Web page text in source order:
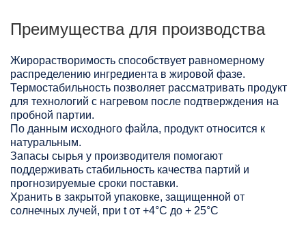
Преимущества для производства
Жирорастворимость способствует равномерному
распределению ингредиента в жировой фазе.
Термостабильность позволяет рассматривать продукт
для технологий с нагревом после подтверждения на
пробной партии.
По данным исходного файла, продукт относится к
натуральным.
Запасы сырья у производителя помогают
поддерживать стабильность качества партий и
прогнозируемые сроки поставки.
Хранить в закрытой упаковке, защищенной от
солнечных лучей, при t от +4°C до + 25°С